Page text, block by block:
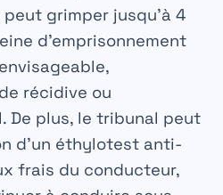
peut grimper jusqu’à 4
d’emprisonnement
récidive ou
De plus, le tribunal peut
d’un éthylotest anti-
frais du conducteur,